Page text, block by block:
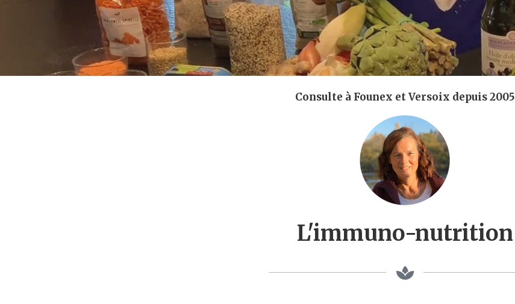
Consulte à Founex et Versoix depuis 2005
L'immuno-nutrition